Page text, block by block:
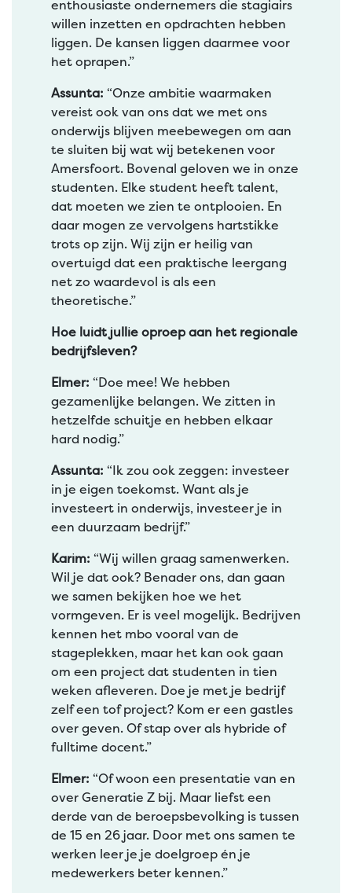
enthousiaste ondernemers die stagiairs
willen inzetten en opdrachten hebben
liggen. De kansen liggen daarmee voor
het oprapen.”
Assunta: “Onze ambitie waarmaken
vereist ook van ons dat we met ons
onderwijs blijven meebewegen om aan
te sluiten bij wat wij betekenen voor
Amersfoort. Bovenal geloven we in onze
studenten. Elke student heeft talent,
dat moeten we zien te ontplooien. En
daar mogen ze vervolgens hartstikke
trots op zijn. Wij zijn er heilig van
overtuigd dat een praktische leergang
net zo waardevol is als een
theoretische.”
Hoe luidt jullie oproep aan het regionale
bedrijfsleven?
Elmer: “Doe mee! We hebben
gezamenlijke belangen. We zitten in
hetzelfde schuitje en hebben elkaar
hard nodig.”
Assunta: “Ik zou ook zeggen: investeer
in je eigen toekomst. Want als je
investeert in onderwijs, investeer je in
een duurzaam bedrijf.”
Karim: “Wij willen graag samenwerken.
Wil je dat ook? Benader ons, dan gaan
we samen bekijken hoe we het
vormgeven. Er is veel mogelijk. Bedrijven
kennen het mbo vooral van de
stageplekken, maar het kan ook gaan
om een project dat studenten in tien
weken afleveren. Doe je met je bedrijf
zelf een tof project? Kom er een gastles
over geven. Of stap over als hybride of
fulltime docent.”
Elmer: “Of woon een presentatie van en
over Generatie Z bij. Maar liefst een
derde van de beroepsbevolking is tussen
de 15 en 26 jaar. Door met ons samen te
werken leer je je doelgroep én je
medewerkers beter kennen.”